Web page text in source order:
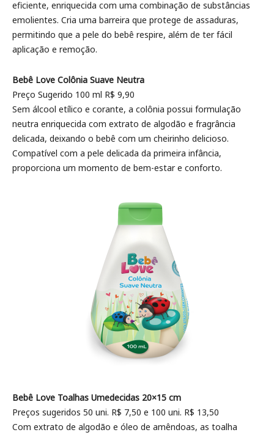
eficiente, enriquecida com uma combinação de substâncias
emolientes. Cria uma barreira que protege de assaduras,
permitindo que a pele do bebê respire, além de ter fácil
aplicação e remoção.
Bebê Love Colônia Suave Neutra
Preço Sugerido 100 ml R$ 9,90
Sem álcool etílico e corante, a colônia possui formulação
neutra enriquecida com extrato de algodão e fragrância
delicada, deixando o bebê com um cheirinho delicioso.
Compatível com a pele delicada da primeira infância,
proporciona um momento de bem-estar e conforto.
Bebê Love Toalhas Umedecidas 20×15 cm
Preços sugeridos 50 uni. R$ 7,50 e 100 uni. R$ 13,50
Com extrato de algodão e óleo de amêndoas, as toalha